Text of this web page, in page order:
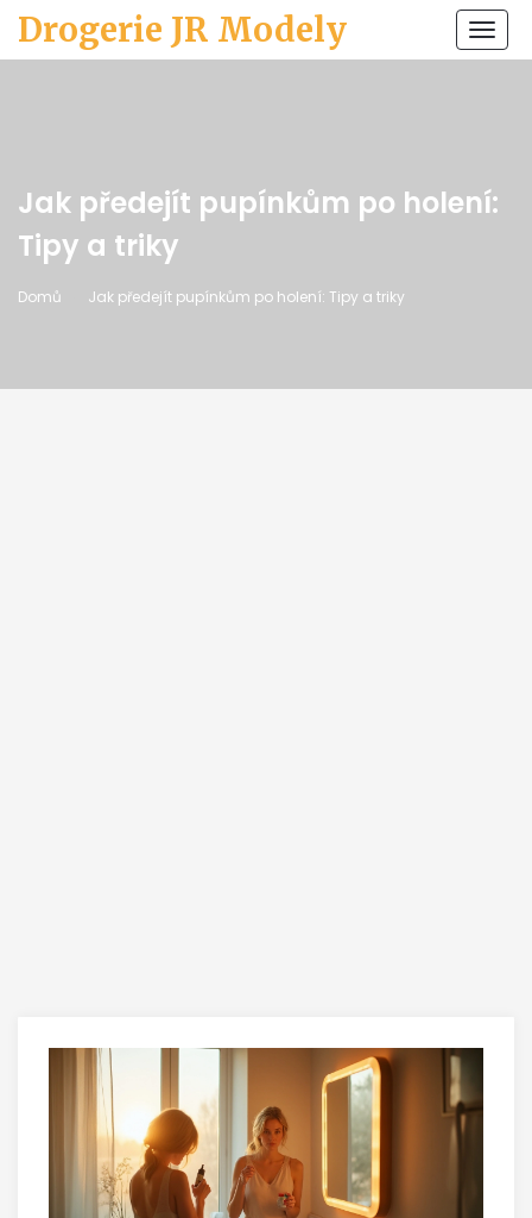
Drogerie JR Modely
Jak předejít pupínkům po holení:
Tipy a triky
Domů Jak předejít pupínkům po holení: Tipy a triky